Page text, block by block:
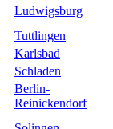
Ludwigsburg
Tuttlingen
Karlsbad
Schladen
Berlin-
Reinickendorf